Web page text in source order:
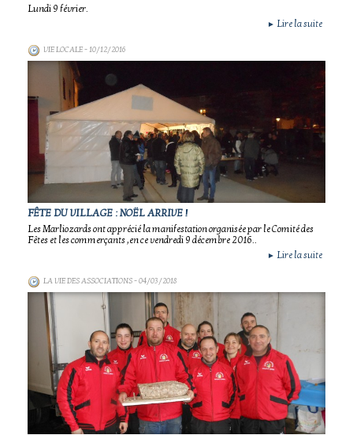
Lundi 9 février.
► Lire la suite
VIE LOCALE- 10/12/2016
FÊTE DU VILLAGE : NOËL ARRIVE !
Les Marliozards ont apprécié la manifestation organisée par le Comité des
Fêtes et les commerçants ,en ce vendredi 9 décembre 2016..
► Lire la suite
LA VIE DES ASSOCIATIONS- 04/03/2018